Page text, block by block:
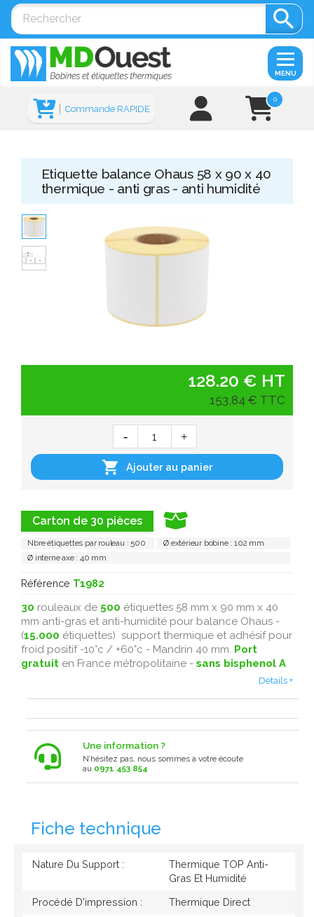

0
Commande RAPIDE
MENU
Etiquette balance Ohaus 58 x 90 x 40
thermique - anti gras - anti humidité
Carton de 30 pièces
Nbre étiquettes par rouleau : 500
Ø extérieur bobine : 102 mm
Ø interne axe : 40 mm
Référence T1982
30 rouleaux de 500 étiquettes 58 mm x 90 mm x 40
mm anti-gras et anti-humidité pour balance Ohaus -
(15.000 étiquettes) support thermique et adhésif pour
froid positif -10°c / +60°c - Mandrin 40 mm. Port
gratuit en France métropolitaine - sans bisphenol A
Détails +
Une information ?
N’hésitez pas, nous sommes à votre écoute
au 0971 453 854
128.20 € HT
153,84 € TTC
 Ajouter au panier
Fiche technique
Nature Du Support :
Thermique TOP Anti-
Gras Et Humidité
Procédé D'impression : Thermique Direct